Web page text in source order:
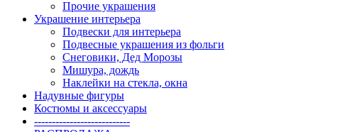
Прочие украшения
Украшение интерьера
Подвески для интерьера
Подвесные украшения из фольги
Снеговики, Дед Морозы
Мишура, дождь
Наклейки на стекла, окна
Надувные фигуры
Костюмы и аксессуары
---------------------------